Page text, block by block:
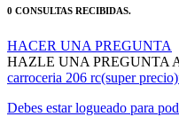
HAZLE UNA PREGUNTA
carroceria 206 rc(super precio)”
Debes estar logueado para